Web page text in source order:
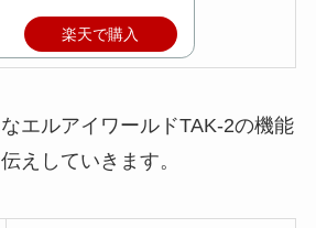
楽天で購入
エルアイワールドTAK-2の機能
えしていきます。